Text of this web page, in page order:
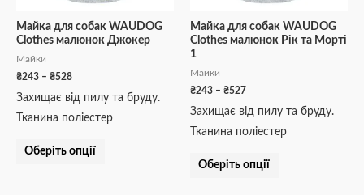
Майка для собак WAUDOG
Clothes малюнок Джокер
Майки
₴243 – ₴528
Захищає від пилу та бруду.
Тканина поліестер
Оберіть опції
вибрати
на
сторінці
Майка для собак WAUDOG
Clothes малюнок Рік та Морті
1
Майки
₴243 – ₴527
Захищає від пилу та бруду.
Тканина поліестер
Оберіть опції
вибрати
на
сторінці